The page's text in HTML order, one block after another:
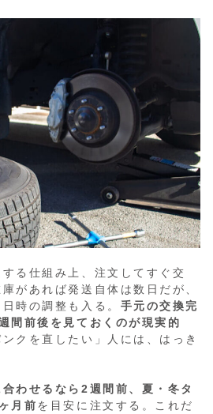
る仕組み上、注文してすぐ交
があれば発送自体は数日だが、
時の調整も入る。 手元の交換完
間前後を見ておくのが現実的
クを直したい」人には、はっき
わせるなら2週間前、夏・冬タ
月前を目安に注文する。これだ